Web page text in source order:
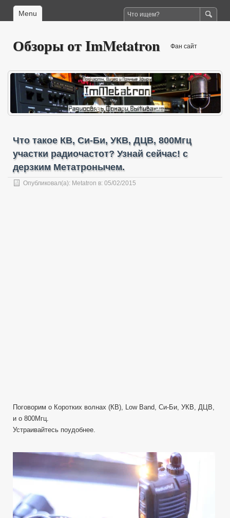
Menu
Обзоры от ImMetatron Фан сайт
Что такое КВ, Си-Би, УКВ, ДЦВ, 800Мгц
участки радиочастот? Узнай сейчас! с
дерзким Метатронычем.
Опубликовал(а): Metatron в: 05/02/2015
Поговорим о Коротких волнах (КВ), Low Band, Си-Би, УКВ, ДЦВ,
и о 800Мгц.
Устраивайтесь поудобнее.